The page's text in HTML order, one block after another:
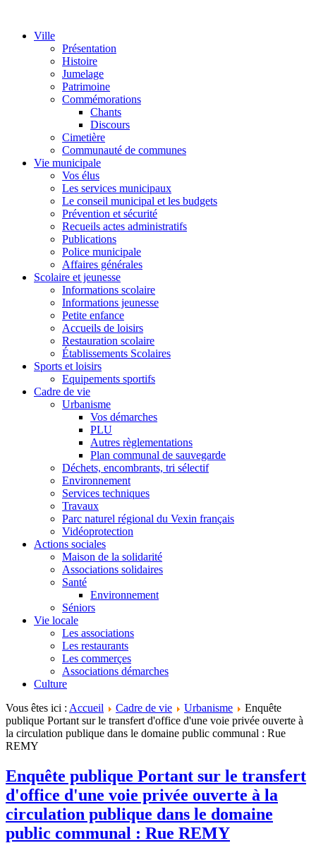
Ville
Présentation
Histoire
Jumelage
Patrimoine
Commémorations
Chants
Discours
Cimetière
Communauté de communes
Vie municipale
Vos élus
Les services municipaux
Le conseil municipal et les budgets
Prévention et sécurité
Recueils actes administratifs
Publications
Police municipale
Affaires générales
Scolaire et jeunesse
Informations scolaire
Informations jeunesse
Petite enfance
Accueils de loisirs
Restauration scolaire
Établissements Scolaires
Sports et loisirs
Equipements sportifs
Cadre de vie
Urbanisme
Vos démarches
PLU
Autres règlementations
Plan communal de sauvegarde
Déchets, encombrants, tri sélectif
Environnement
Services techniques
Travaux
Parc naturel régional du Vexin français
Vidéoprotection
Actions sociales
Maison de la solidarité
Associations solidaires
Santé
Environnement
Séniors
Vie locale
Les associations
Les restaurants
Les commerçes
Associations démarches
Culture
Vous êtes ici : Accueil Cadre de vie Urbanisme
Enquête
publique Portant sur le transfert d'office d'une voie privée ouverte à
la circulation publique dans le domaine public communal : Rue
REMY
Enquête publique Portant sur le transfert
d'office d'une voie privée ouverte à la
circulation publique dans le domaine
public communal : Rue REMY